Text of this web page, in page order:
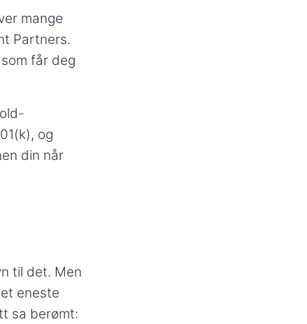
mange
Partners.
får deg
og
din når
til det. Men
eneste
sa berømt: